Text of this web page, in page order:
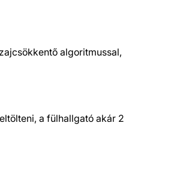
algoritmussal,
a fülhallgató akár 2